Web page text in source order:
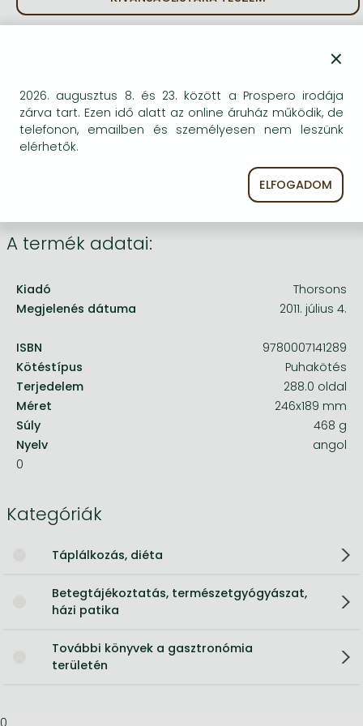
Frieren manga
egyszer keresni szerzővel és címmel. Ha nem talál
másik, kapható kiadást, forduljon
ügyfélszolgálatunkhoz!
A termék adatai:
Kiadó
Thorsons
Megjelenés dátuma
2011. július 4.
ISBN
9780007141289
Kötéstípus
Puhakötés
Terjedelem
288.0 oldal
Méret
246x189 mm
Súly
468 g
Nyelv
angol
0
Kategóriák
Táplálkozás, diéta
Betegtájékoztatás, természetgyógyászat,
házi patika
További könyvek a gasztronómia
területén
0
×
2026. augusztus 8. és 23. között a Prospero irodája
zárva tart. Ezen idő alatt az online áruház működik, de
telefonon, emailben és személyesen nem leszünk
elérhetők.
ELFOGADOM